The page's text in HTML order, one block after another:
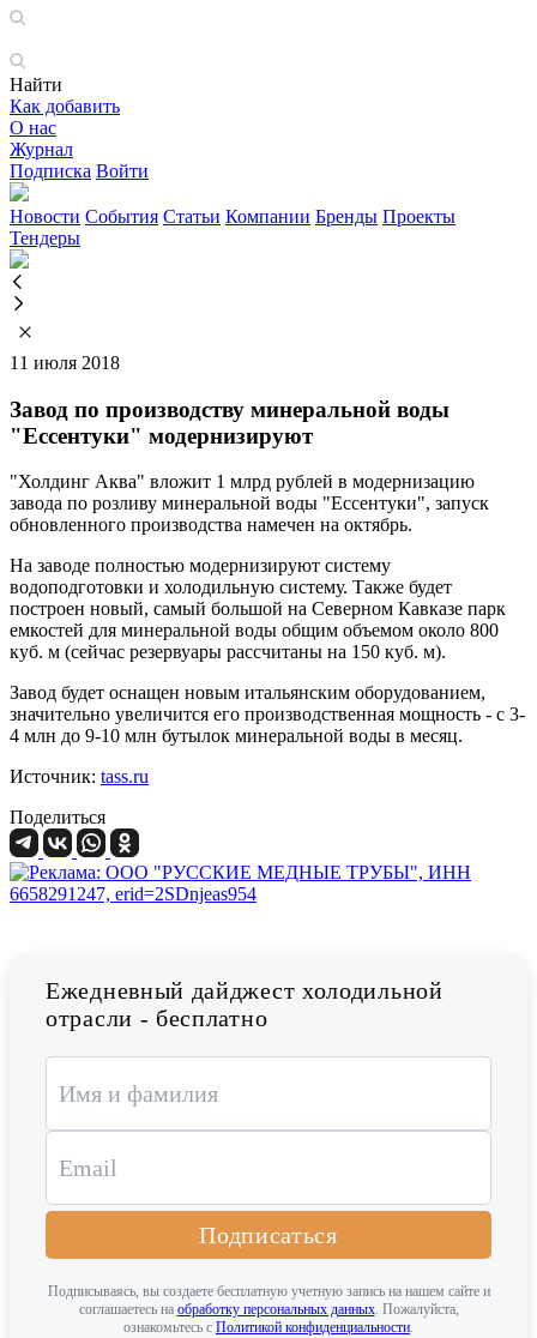
Найти
Как добавить
О нас
Журнал
Подписка Войти
Новости События Статьи Компании Бренды Проекты
Тендеры
11 июля 2018
Завод по производству минеральной воды
"Ессентуки" модернизируют
"Холдинг Аква" вложит 1 млрд рублей в модернизацию
завода по розливу минеральной воды "Ессентуки", запуск
обновленного производства намечен на октябрь.
На заводе полностью модернизируют систему
водоподготовки и холодильную систему. Также будет
построен новый, самый большой на Северном Кавказе парк
емкостей для минеральной воды общим объемом около 800
куб. м (сейчас резервуары рассчитаны на 150 куб. м).
Завод будет оснащен новым итальянским оборудованием,
значительно увеличится его производственная мощность - с 3-
4 млн до 9-10 млн бутылок минеральной воды в месяц.
Источник: tass.ru
Поделиться
Ежедневный дайджест холодильной
отрасли - бесплатно
Подписаться
Подписываясь, вы создаете бесплатную учетную запись на нашем сайте и
соглашаетесь на обработку персональных данных. Пожалуйста,
ознакомьтесь с Политикой конфиденциальности.